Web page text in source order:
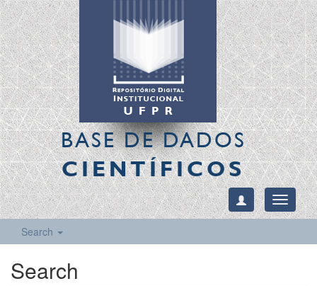
BASE DE DADOS
CIENTÍFICOS
Toggle
Search
Search